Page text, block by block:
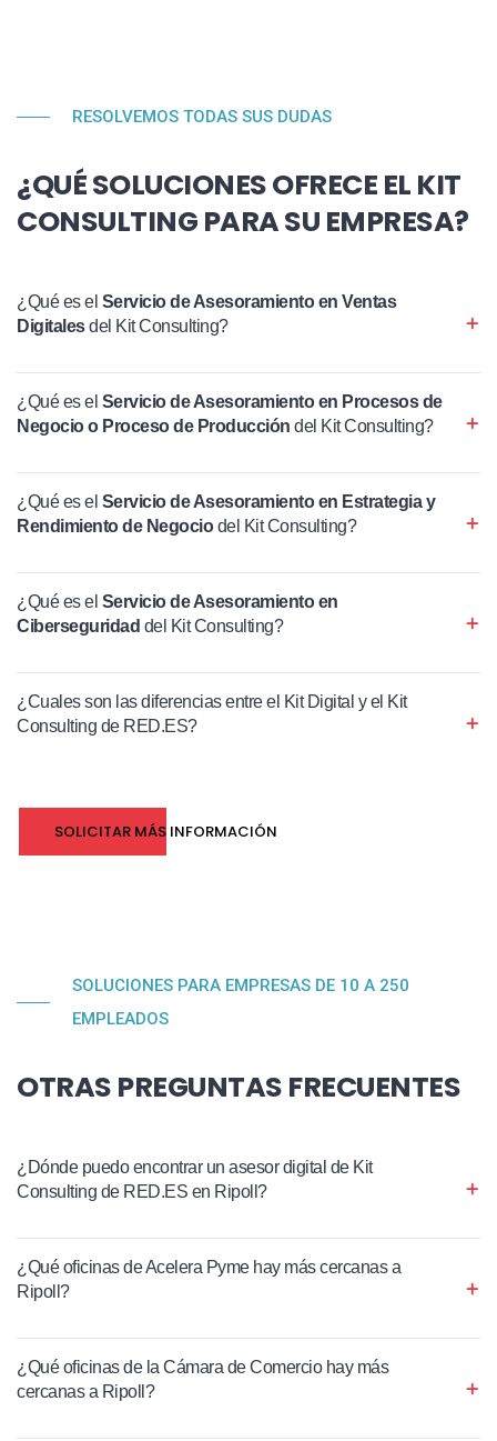
RESOLVEMOS TODAS SUS DUDAS
¿QUÉ SOLUCIONES OFRECE EL KIT
CONSULTING PARA SU EMPRESA?
¿Qué es el Servicio de Asesoramiento en Ventas
Digitalesdel Kit Consulting?
¿Qué es el Servicio de Asesoramiento en Procesos de
Negocio o Proceso de Producción del Kit Consulting?
¿Qué es el Servicio de Asesoramiento en Estrategia y
Rendimiento de Negociodel Kit Consulting?
¿Qué es el Servicio de Asesoramiento en
Ciberseguridad del Kit Consulting?
¿Cuales son las diferencias entre el Kit Digital y el Kit
Consulting de RED.ES?
SOLICITAR MÁS INFORMACIÓN
SOLUCIONES PARA EMPRESAS DE 10 A 250
EMPLEADOS
OTRAS PREGUNTAS FRECUENTES
¿Dónde puedo encontrar un asesor digital de Kit
Consulting de RED.ES en Ripoll?
¿Qué oficinas de Acelera Pyme hay más cercanas a
Ripoll?
¿Qué oficinas de la Cámara de Comercio hay más
cercanas a Ripoll?